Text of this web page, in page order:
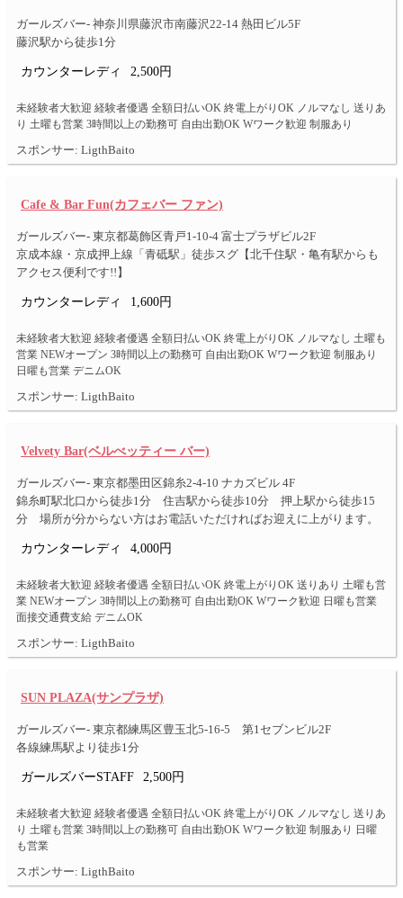
ガールズバー- 神奈川県藤沢市南藤沢22-14 熱田ビル5F
藤沢駅から徒歩1分
カウンターレディ 2,500円
未経験者大歓迎 経験者優遇 全額日払いOK 終電上がりOK ノルマなし 送りあ
り 土曜も営業 3時間以上の勤務可 自由出勤OK Wワーク歓迎 制服あり
スポンサー: LigthBaito
Cafe & Bar Fun(カフェバー ファン)
ガールズバー- 東京都葛飾区青戸1-10-4 富士プラザビル2F
京成本線・京成押上線「青砥駅」徒歩スグ【北千住駅・亀有駅からも
アクセス便利です!!】
カウンターレディ 1,600円
未経験者大歓迎 経験者優遇 全額日払いOK 終電上がりOK ノルマなし 土曜も
営業 NEWオープン 3時間以上の勤務可 自由出勤OK Wワーク歓迎 制服あり
日曜も営業 デニムOK
スポンサー: LigthBaito
Velvety Bar(ベルべッティー バー)
ガールズバー- 東京都墨田区錦糸2-4-10 ナカズビル 4F
錦糸町駅北口から徒歩1分 住吉駅から徒歩10分 押上駅から徒歩15
分 場所が分からない方はお電話いただければお迎えに上がります。
カウンターレディ 4,000円
未経験者大歓迎 経験者優遇 全額日払いOK 終電上がりOK 送りあり 土曜も営
業 NEWオープン 3時間以上の勤務可 自由出勤OK Wワーク歓迎 日曜も営業
面接交通費支給 デニムOK
スポンサー: LigthBaito
SUN PLAZA(サンプラザ)
ガールズバー- 東京都練馬区豊玉北5-16-5 第1セブンビル2F
各線練馬駅より徒歩1分
ガールズバーSTAFF 2,500円
未経験者大歓迎 経験者優遇 全額日払いOK 終電上がりOK ノルマなし 送りあ
り 土曜も営業 3時間以上の勤務可 自由出勤OK Wワーク歓迎 制服あり 日曜
も営業
スポンサー: LigthBaito